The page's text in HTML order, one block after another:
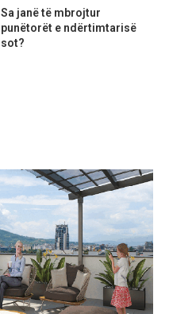
Sa janë të mbrojtur
punëtorët e ndërtimtarisë
sot?